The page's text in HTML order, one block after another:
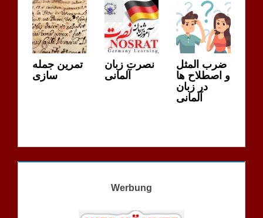
تمرین جمله
سازی
نصرت زبان
آلمانی
ضرب المثل
و اصطلاح ها
در زبان
آلمانی
Werbung